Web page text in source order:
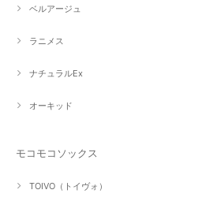
ベルアージュ
ラニメス
ナチュラルEx
オーキッド
モコモコソックス
TOIVO（トイヴォ）